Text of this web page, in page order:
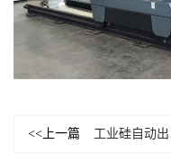
<<上一篇 工业硅自动出炉机